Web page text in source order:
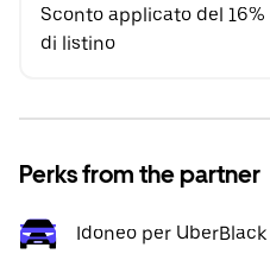
Sconto applicato del
di listino
Perks from the partner
Idoneo per